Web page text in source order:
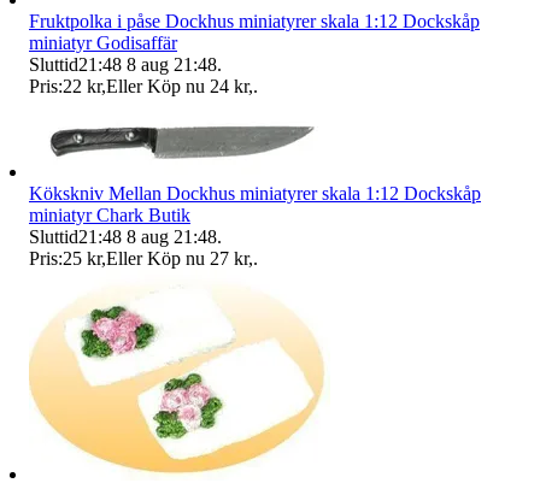
Fruktpolka i påse Dockhus miniatyrer skala 1:12 Dockskåp
miniatyr Godisaffär
Sluttid21:48 8 aug 21:48.
Pris:22 kr,Eller Köp nu 24 kr,.
Kökskniv Mellan Dockhus miniatyrer skala 1:12 Dockskåp
miniatyr Chark Butik
Sluttid21:48 8 aug 21:48.
Pris:25 kr,Eller Köp nu 27 kr,.